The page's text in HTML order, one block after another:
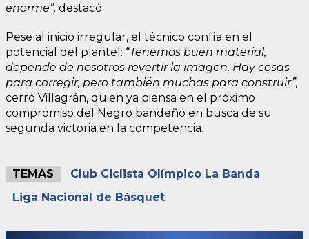
enorme”, destacó.
Pese al inicio irregular, el técnico confía en el
potencial del plantel: “Tenemos buen material,
depende de nosotros revertir la imagen. Hay cosas
para corregir, pero también muchas para construir”,
cerró Villagrán, quien ya piensa en el próximo
compromiso del Negro bandeño en busca de su
segunda victoria en la competencia.
TEMAS
Club Ciclista Olímpico La Banda
Liga Nacional de Básquet